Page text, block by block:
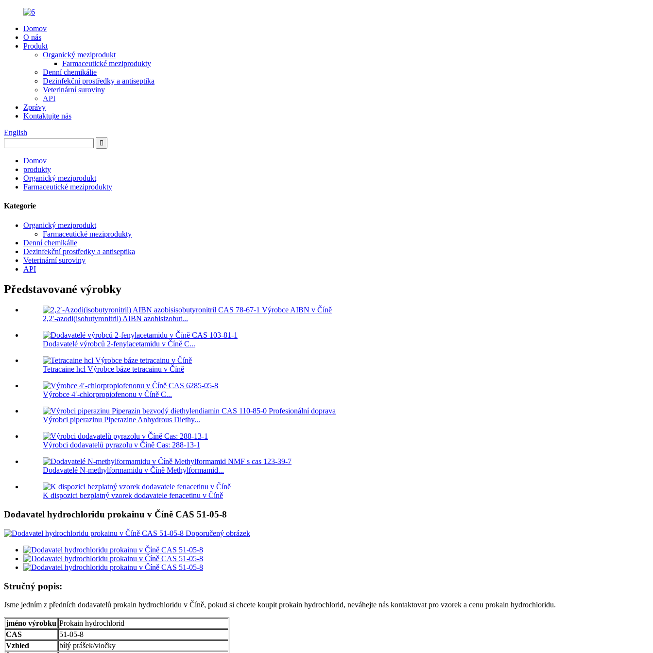
Domov
O nás
Produkt
Organický meziprodukt
Farmaceutické meziprodukty
Denní chemikálie
Dezinfekční prostředky a antiseptika
Veterinární suroviny
API
Zprávy
Kontaktujte nás
English
Domov
produkty
Organický meziprodukt
Farmaceutické meziprodukty
Kategorie
Organický meziprodukt
Farmaceutické meziprodukty
Denní chemikálie
Dezinfekční prostředky a antiseptika
Veterinární suroviny
API
Představované výrobky
2,2′-azodi(isobutyronitril) AIBN azobisizobut...
Dodavatelé výrobců 2-fenylacetamidu v Číně C...
Tetracaine hcl Výrobce báze tetracainu v Číně
Výrobce 4′-chlorpropiofenonu v Číně C...
Výrobci piperazinu Piperazine Anhydrous Diethy...
Výrobci dodavatelů pyrazolu v Číně Cas: 288-13-1
Dodavatelé N-methylformamidu v Číně Methylformamid...
K dispozici bezplatný vzorek dodavatele fenacetinu v Číně
Dodavatel hydrochloridu prokainu v Číně CAS 51-05-8
Stručný popis:
Jsme jedním z předních dodavatelů prokain hydrochloridu v Číně, pokud si chcete koupit prokain hydrochlorid, neváhejte nás kontaktovat pro vzorek a cenu prokain hydrochloridu.
jméno výrobku Prokain hydrochlorid
CAS
51-05-8
Vzhled
bílý prášek/vločky